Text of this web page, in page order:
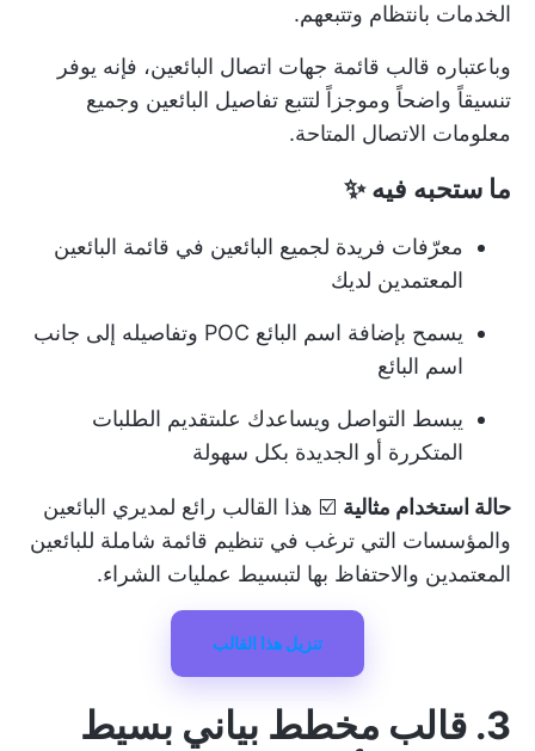
الخدمات بانتظام وتتبعهم.
وباعتباره قالب قائمة جهات اتصال البائعين، فإنه يوفر
تنسيقاً واضحاً وموجزاً لتتبع تفاصيل البائعين وجميع
معلومات الاتصال المتاحة.
ما ستحبه فيه✨
معرّفات فريدة لجميع البائعين في قائمة البائعين
المعتمدين لديك
يسمح بإضافة اسم البائع POC وتفاصيله إلى جانب
اسم البائع
يبسط التواصل ويساعدك علىتقديم الطلبات
المتكررة أو الجديدة بكل سهولة
حالة استخدام مثالية ☑️ هذا القالب رائع لمديري البائعين
والمؤسسات التي ترغب في تنظيم قائمة شاملة للبائعين
المعتمدين والاحتفاظ بها لتبسيط عمليات الشراء.
تنزيل هذا القالب
3. قالب مخطط بياني بسيط